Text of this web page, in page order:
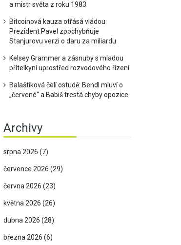
a mistr světa z roku 1983
Bitcoinová kauza otřásá vládou:
Prezident Pavel zpochybňuje
Stanjurovu verzi o daru za miliardu
Kelsey Grammer a zásnuby s mladou
přítelkyní uprostřed rozvodového řízení
Balaštíková čelí ostudě: Bendl mluví o
„červené“ a Babiš trestá chyby opozice
Archivy
srpna 2026 (7)
července 2026 (29)
června 2026 (23)
května 2026 (26)
dubna 2026 (28)
března 2026 (6)